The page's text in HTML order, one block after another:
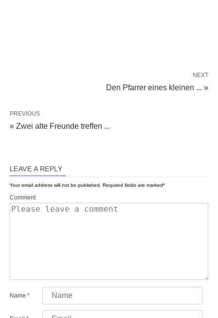
NEXT
Den Pfarrer eines kleinen ... »
PREVIOUS
« Zwei alte Freunde treffen ...
LEAVE A REPLY
Your email address will not be published. Required fields are marked*
Comment
Name *